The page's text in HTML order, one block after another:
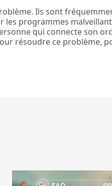
Ils sont
les programmes
qui connecte son
résoudre ce problème,